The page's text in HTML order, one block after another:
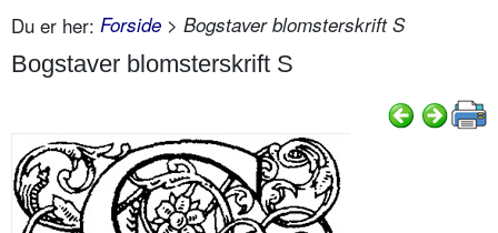
Du er her: Forside > Bogstaver blomsterskrift S
Bogstaver blomsterskrift S